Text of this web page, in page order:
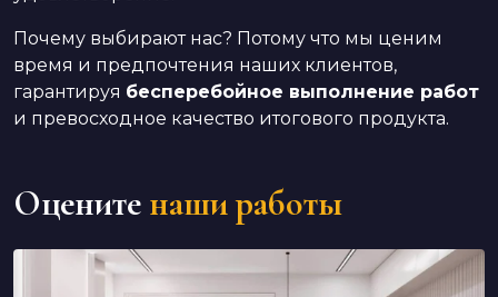
Почему выбирают нас? Потому что мы ценим
время и предпочтения наших клиентов,
гарантируя бесперебойное выполнение работ
и превосходное качество итогового продукта.
Оцените наши работы